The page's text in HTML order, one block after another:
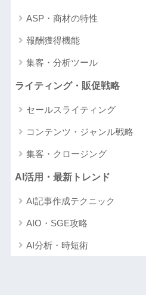
ASP・商材の特性
報酬獲得機能
集客・分析ツール
ライティング・販促戦略
セールスライティング
コンテンツ・ジャンル戦略
集客・クロージング
AI活用・最新トレンド
AI記事作成テクニック
AIO・SGE攻略
AI分析・時短術